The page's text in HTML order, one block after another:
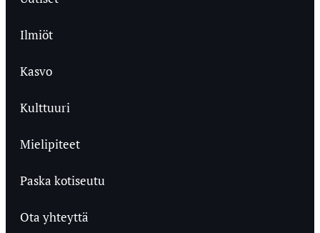
Ilmiöt
Kasvo
Kulttuuri
Mielipiteet
Paska kotiseutu
Ota yhteyttä